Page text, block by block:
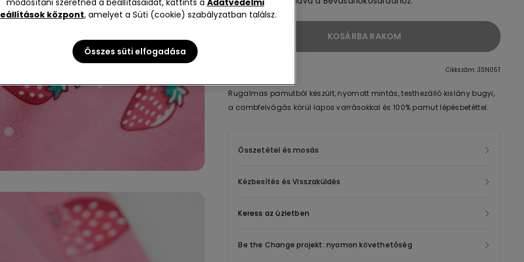
KOSÁRBA RAKOM
Cikkszám: 3SN05T
Rugalmas pamutból készült, nyomott mintás, testhezálló kislány bugyi,
a combfelvágás körül lapos varrásokkal és 100% pamut lépésbetéttel.
Összetétel és mosás
Kézbesítés és Visszaküldés
Keress az üzletben
Be the Change projekt: nyomon követhetőség
módosítani szeretnéd a beállításaidat, kattints a Adatvédelmi
központ, amelyet a Süti (cookie) szabályzatban találsz.
Összes süti elfogadása